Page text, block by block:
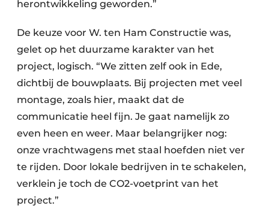
herontwikkeling geworden.”
De keuze voor W. ten Ham Constructie was,
gelet op het duurzame karakter van het
project, logisch. “We zitten zelf ook in Ede,
dichtbij de bouwplaats. Bij projecten met veel
montage, zoals hier, maakt dat de
communicatie heel fijn. Je gaat namelijk zo
even heen en weer. Maar belangrijker nog:
onze vrachtwagens met staal hoefden niet ver
te rijden. Door lokale bedrijven in te schakelen,
verklein je toch de CO2-voetprint van het
project.”